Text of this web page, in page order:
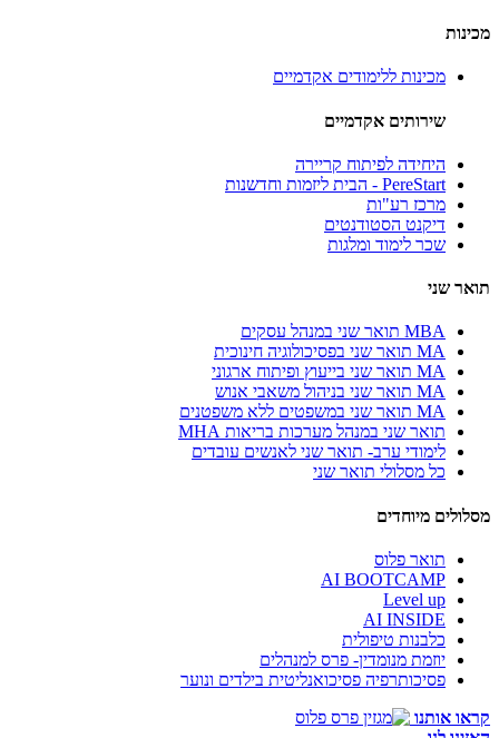
מכינות
מכינות ללימודים אקדמיים
שירותים אקדמיים
היחידה לפיתוח קריירה
PereStart - הבית ליזמות וחדשנות
מרכז רע"ות
דיקנט הסטודנטים
שכר לימוד ומלגות
תואר שני
MBA תואר שני במנהל עסקים
MA תואר שני בפסיכולוגיה חינוכית
MA תואר שני בייעוץ ופיתוח ארגוני
MA תואר שני בניהול משאבי אנוש
MA תואר שני במשפטים ללא משפטנים
תואר שני במנהל מערכות בריאות MHA
לימודי ערב- תואר שני לאנשים עובדים
כל מסלולי תואר שני
מסלולים מיוחדים
תואר פלוס
AI BOOTCAMP
Level up
AI INSIDE
כלבנות טיפולית
יוזמת מנומדין- פרס למנהלים
פסיכותרפיה פסיכואנליטית בילדים ונוער
קראו אותנו